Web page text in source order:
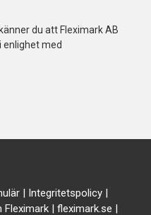
du att Fleximark AB
enlighet med
| Integritetspolicy|
Fleximark | fleximark.se |